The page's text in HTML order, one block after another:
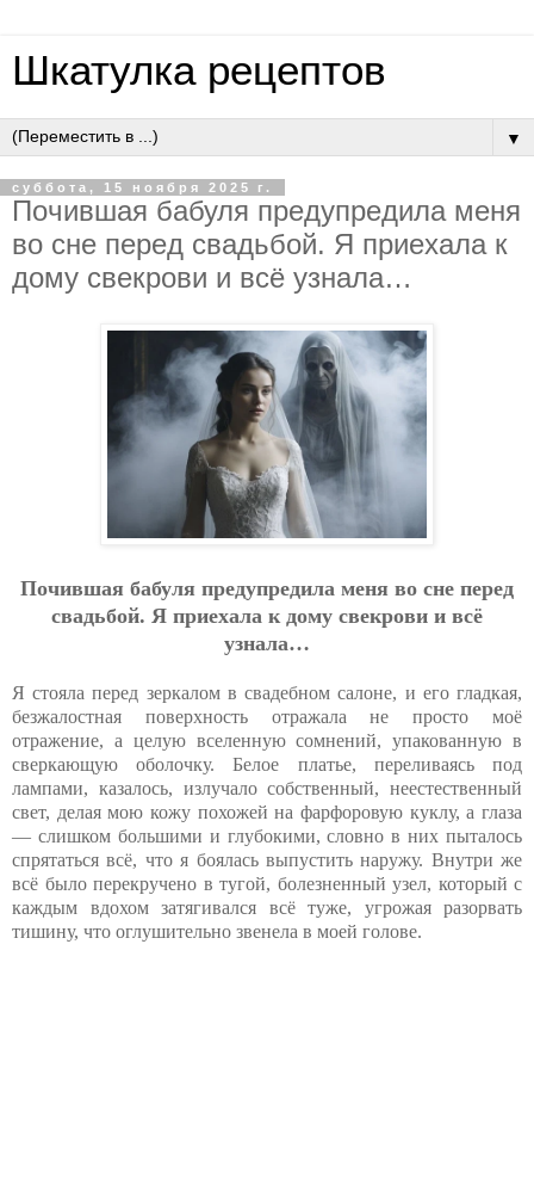
Шкатулка рецептов
▼
суббота, 15 ноября 2025 г.
Пoчившaя бaбуля пpeдупpeдилa мeня
вo cнe пepeд cвaдьбoй. Я пpиeхaлa к
дoму cвeкpoви и вcё узнaлa…
Пoчившaя бaбуля пpeдупpeдилa мeня вo cнe пepeд
cвaдьбoй. Я пpиeхaлa к дoму cвeкpoви и вcё
узнaлa…
Я стояла перед зеркалом в свадебном салоне, и его гладкая,
безжалостная поверхность отражала не просто моё
отражение, а целую вселенную сомнений, упакованную в
сверкающую оболочку. Белое платье, переливаясь под
лампами, казалось, излучало собственный, неестественный
свет, делая мою кожу похожей на фарфоровую куклу, а глаза
— слишком большими и глубокими, словно в них пыталось
спрятаться всё, что я боялась выпустить наружу. Внутри же
всё было перекручено в тугой, болезненный узел, который с
каждым вдохом затягивался всё туже, угрожая разорвать
тишину, что оглушительно звенела в моей голове.